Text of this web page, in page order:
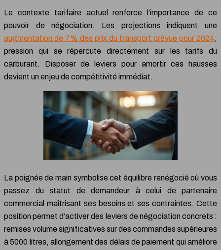
Le contexte tarifaire actuel renforce l’importance de ce
pouvoir de négociation. Les projections indiquent une
augmentation de 7% des prix du transport prévue pour 2024,
pression qui se répercute directement sur les tarifs du
carburant. Disposer de leviers pour amortir ces hausses
devient un enjeu de compétitivité immédiat.
La poignée de main symbolise cet équilibre renégocié où vous
passez du statut de demandeur à celui de partenaire
commercial maîtrisant ses besoins et ses contraintes. Cette
position permet d’activer des leviers de négociation concrets :
remises volume significatives sur des commandes supérieures
à 5000 litres, allongement des délais de paiement qui améliore